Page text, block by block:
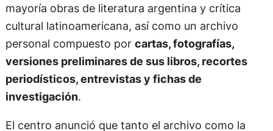
mayoría obras de literatura argentina y crítica
cultural latinoamericana, así como un archivo
personal compuesto por cartas, fotografías,
versiones preliminares de sus libros, recortes
periodísticos, entrevistas y fichas de
investigación.
El centro anunció que tanto el archivo como la